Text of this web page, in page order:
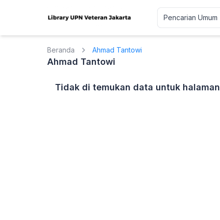
Beranda Ahmad Tantowi
Ahmad Tantowi
Tidak di temukan data untuk